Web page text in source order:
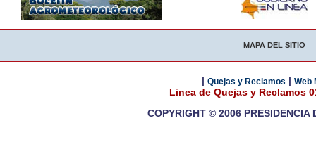
MAPA DEL SITIO
| Quejas y Reclamos | Web
Linea de Quejas y Reclamos
COPYRIGHT © 2006 PRESIDENCIA